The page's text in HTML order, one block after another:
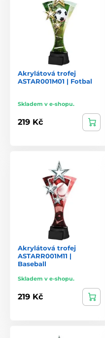
Akrylátová trofej
ASTAR001M01 | Fotbal
Skladem v e-shopu.
219 Kč
Akrylátová trofej
ASTARR001M11 |
Baseball
Skladem v e-shopu.
219 Kč